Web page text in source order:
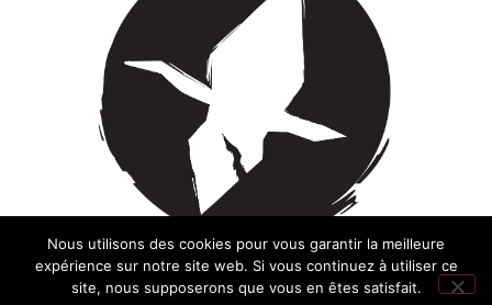
Nous utilisons des cookies pour vous garantir la meilleure
expérience sur notre site web. Si vous continuez à utiliser ce
site, nous supposerons que vous en êtes satisfait.